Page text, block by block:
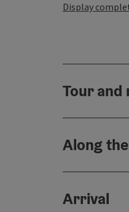
Display
Tour
Along
Arrival